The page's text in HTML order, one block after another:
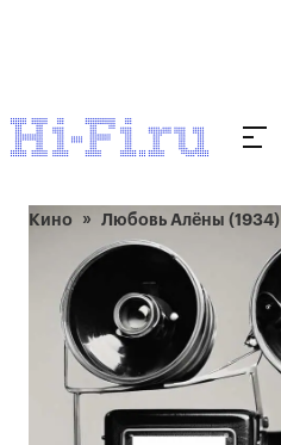
Кино Любовь Алёны (1934)